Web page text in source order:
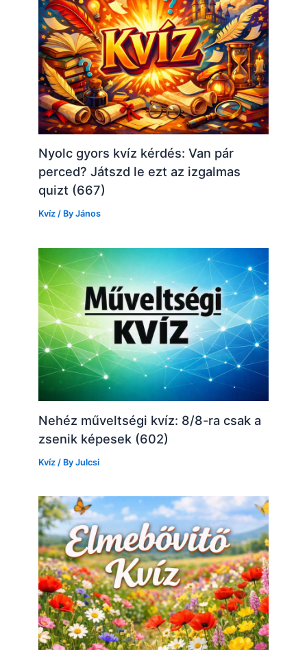
Nyolc gyors kvíz kérdés: Van pár
perced? Játszd le ezt az izgalmas
quizt (667)
Kvíz / ByJános
Nehéz műveltségi kvíz: 8/8-ra csak a
zsenik képesek (602)
Kvíz / ByJulcsi